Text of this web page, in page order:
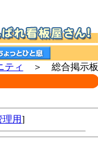
ティ
＞ 総合掲示板
理用]